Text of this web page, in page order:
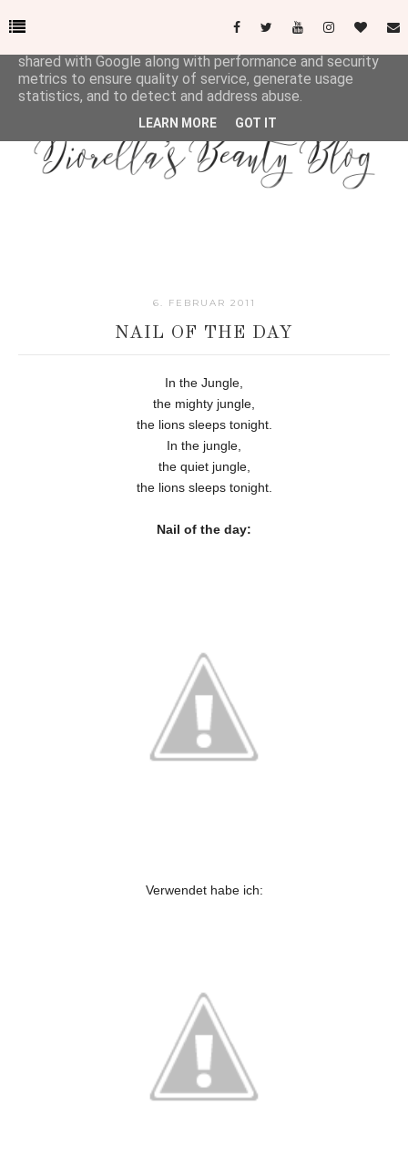
6. FEBRUAR 2011
NAIL OF THE DAY
In the Jungle,
the mighty jungle,
the lions sleeps tonight.
In the jungle,
the quiet jungle,
the lions sleeps tonight.
Nail of the day:
Verwendet habe ich:
This site uses cookies from Google to deliver its services
shared with Google along with performance and security
metrics to ensure quality of service, generate usage
statistics, and to detect and address abuse.
LEARN MORE GOT IT